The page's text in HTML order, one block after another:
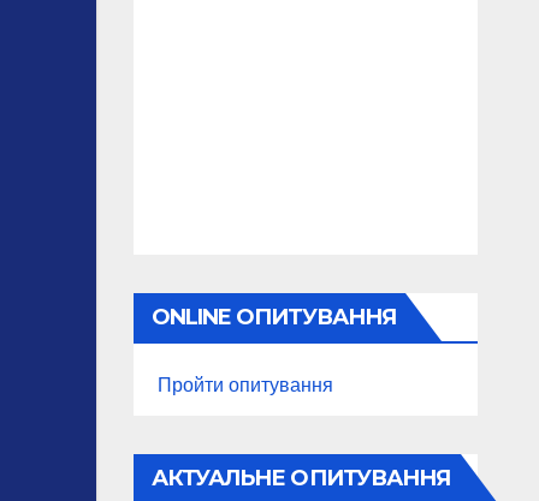
ONLINE ОПИТУВАННЯ
Пройти опитування
АКТУАЛЬНЕ ОПИТУВАННЯ